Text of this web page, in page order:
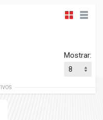
Mostrar: